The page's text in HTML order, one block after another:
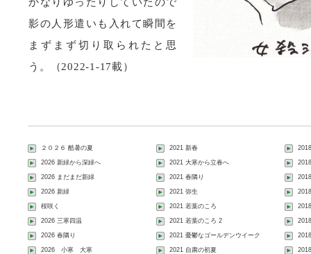
影の人形遣いも入れて瞬間を
まずまず切り取られたと思
う。（2022-1-17載）
２０２６ 酷暑の夏
2026 新緑から深緑へ
2026 まだまだ新緑
2026 新緑
桜咲く
2026 三寒四温
2026 春隣り
2026 小寒 大寒
2021 新春
2021 大寒から立春へ
2021 春隣り
2021 弥生
2021 若葉のころ
2021 若葉のころ 2
2021 憂鬱なゴールデンウイーク
2021 自粛の初夏